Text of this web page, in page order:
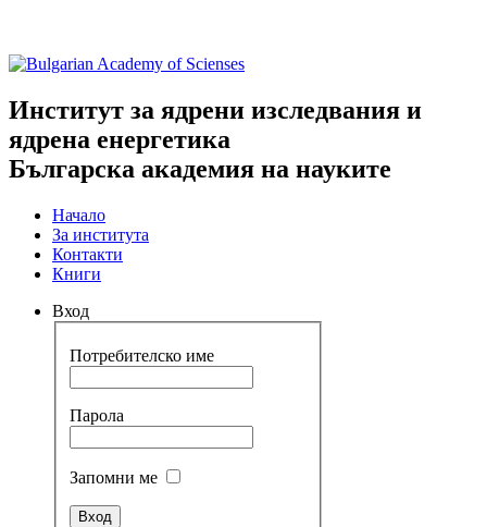
Институт за ядрени изследвания и
ядрена енергетика
Българска академия на науките
Начало
За института
Контакти
Книги
Вход
Потребителско име
Парола
Запомни ме